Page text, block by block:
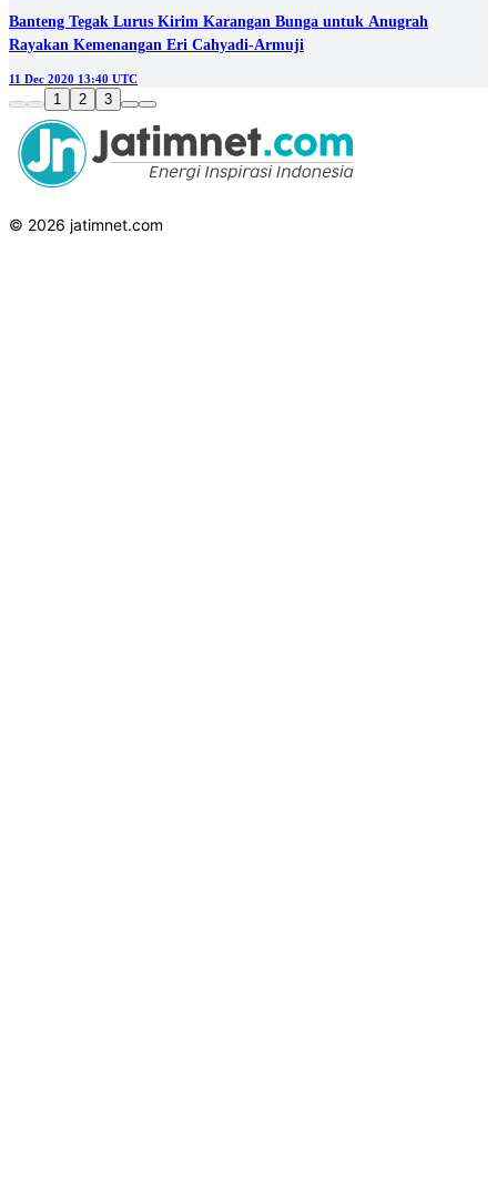
Banteng Tegak Lurus Kirim Karangan Bunga untuk Anugrah
Rayakan Kemenangan Eri Cahyadi-Armuji
11 Dec 2020 13:40 UTC
1 2 3
© 2026 jatimnet.com